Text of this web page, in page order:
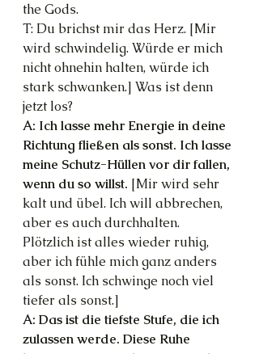
the Gods.
T: Du brichst mir das Herz. [Mir
wird schwindelig. Würde er mich
nicht ohnehin halten, würde ich
stark schwanken.] Was ist denn
jetzt los?
A: Ich lasse mehr Energie in deine
Richtung fließen als sonst. Ich lasse
meine Schutz-Hüllen vor dir fallen,
wenn du so willst. [Mir wird sehr
kalt und übel. Ich will abbrechen,
aber es auch durchhalten.
Plötzlich ist alles wieder ruhig,
aber ich fühle mich ganz anders
als sonst. Ich schwinge noch viel
tiefer als sonst.]
A: Das ist die tiefste Stufe, die ich
zulassen werde. Diese Ruhe